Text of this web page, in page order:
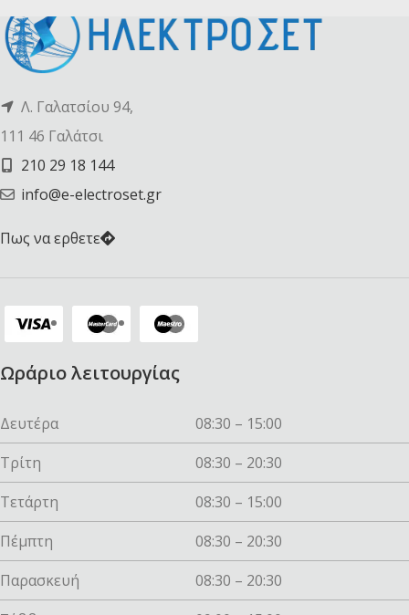
Λ. Γαλατσίου 94,
111 46 Γαλάτσι
210 29 18 144
info@e-electroset.gr
Πως να ερθετε
Ωράριο λειτουργίας
Δευτέρα
08:30 – 15:00
Τρίτη
08:30 – 20:30
Τετάρτη
08:30 – 15:00
Πέμπτη
08:30 – 20:30
Παρασκευή
08:30 – 20:30